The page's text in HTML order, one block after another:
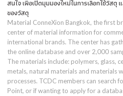
สนใจ เพื่อเปิดมุมมองใหม่ในการเลือกใช้วัสดุ
ของวัสดุ
Material ConneXion Bangkok, the first
center of material information for
international brands. The center has
the online database and over 2,000
The materials include: polymers, glass,
metals, natural materials and materials
processes. TCDC members can search
Point, or if wanting to apply for a